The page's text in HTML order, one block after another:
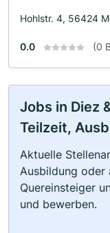
Hohlstr. 4, 56424
0.0 (0
Jobs in Diez
Teilzeit,
Aktuelle
Ausbildung oder
Quereinsteiger
und bewerben.